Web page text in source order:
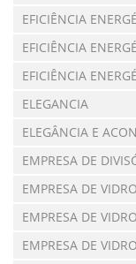
EFICIÊNCIA
EFICIÊNCIA
EFICIÊNCIA
ELEGANCIA
ELEGÂNCIA E
EMPRESA DE
EMPRESA DE
EMPRESA DE
EMPRESA DE